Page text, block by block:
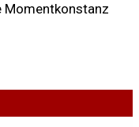
Momentkonstanz